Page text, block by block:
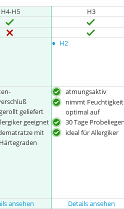
H4-H5 H3
• H2
geliefert
geeignet
mit
atmungsaktiv
nimmt Feuchtigkeit
optimal auf
30 Tage Probeliegen
ideal für Allergiker
ansehen Details ansehen